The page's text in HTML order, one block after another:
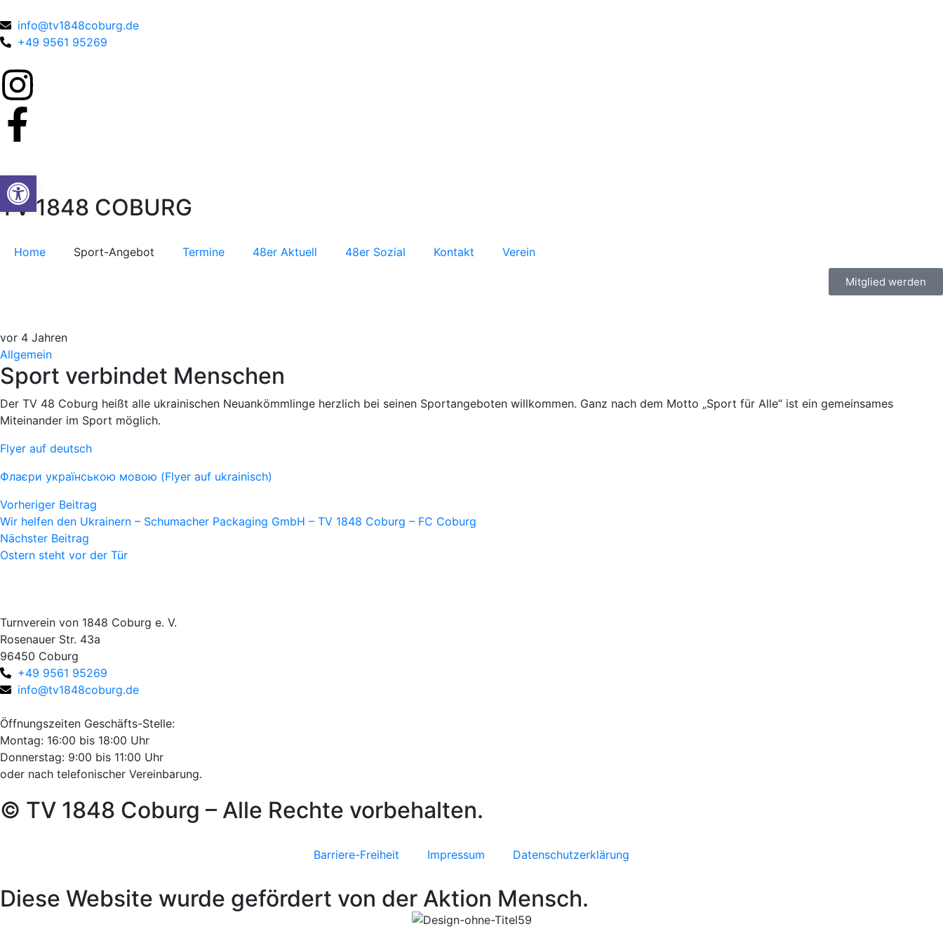
info@tv1848coburg.de
+49 9561 95269
TV 1848 COBURG
Home Sport-Angebot Termine 48er Aktuell 48er Sozial Kontakt Verein
Mitglied werden
vor 4 Jahren
Allgemein
Sport verbindet Menschen
Der TV 48 Coburg heißt alle ukrainischen Neuankömmlinge herzlich bei seinen Sportangeboten willkommen. Ganz nach dem Motto „Sport für Alle“ ist ein gemeinsames
Miteinander im Sport möglich.
Flyer auf deutsch
Флаєри українською мовою (Flyer auf ukrainisch)
Vorheriger Beitrag
Wir helfen den Ukrainern – Schumacher Packaging GmbH – TV 1848 Coburg – FC Coburg
Nächster Beitrag
Ostern steht vor der Tür
Turnverein von 1848 Coburg e. V.
Rosenauer Str. 43a
96450 Coburg
+49 9561 95269
info@tv1848coburg.de
Öffnungszeiten Geschäfts-Stelle:
Montag: 16:00 bis 18:00 Uhr
Donnerstag: 9:00 bis 11:00 Uhr
oder nach telefonischer Vereinbarung.
© TV 1848 Coburg – Alle Rechte vorbehalten.
Barriere-Freiheit Impressum Datenschutzerklärung
Diese Website wurde gefördert von der Aktion Mensch.
Werkzeugleiste öffnen